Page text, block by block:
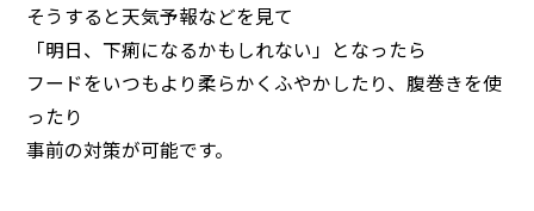
そうすると天気予報などを見て
「明日、下痢になるかもしれない」となったら
フードをいつもより柔らかくふやかしたり、腹巻きを使
ったり
事前の対策が可能です。